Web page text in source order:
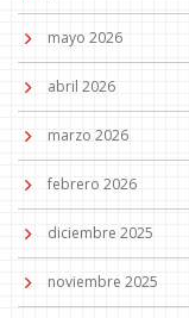
mayo 2026
abril 2026
marzo 2026
febrero 2026
diciembre 2025
noviembre 2025